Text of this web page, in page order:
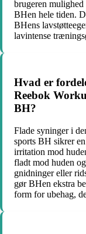
brugeren
BHen hele tiden.
BHens
lavintense
Hvad er
Reebok
BH?
Flade syninger i
sports BH sikrer
irritation mod
fladt mod huden
gnidninger eller
gør BHen ekstra
form for ubehag,